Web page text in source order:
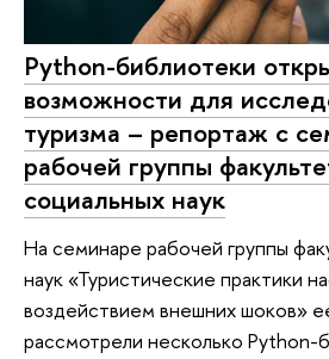
Python-библиотеки
возможности для
туризма – репортаж с
рабочей группы
социальных наук
На семинаре рабочей группы
наук «Туристические практики
воздействием внешних шоков»
рассмотрели несколько Python-